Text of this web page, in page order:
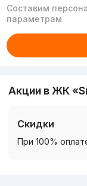
Составим
параметрам
Акции в ЖК
Скидки
При 100%